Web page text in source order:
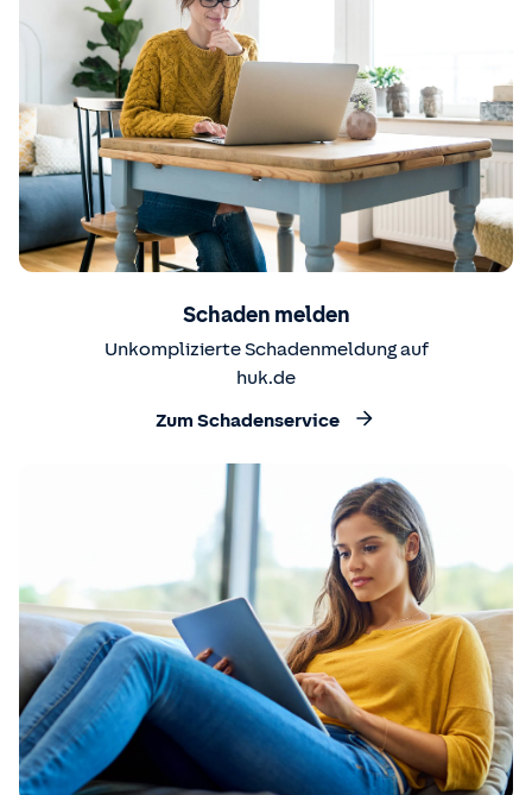
Schaden melden
Unkomplizierte Schadenmeldung auf
huk.de
Zum Schadenservice